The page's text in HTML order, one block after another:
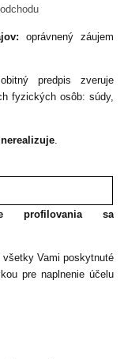
oprávnený záujem
predpis zveruje
fyzických osôb: súdy,
.
profilovania sa
Vami poskytnuté
pre naplnenie účelu